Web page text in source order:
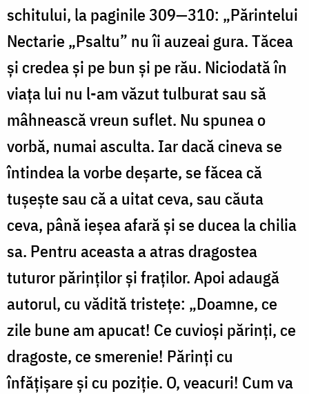
schitului, la paginile 309—310: „Părintelui
Nectarie „Psaltu” nu îi auzeai gura. Tăcea
și credea și pe bun și pe rău. Niciodată în
viața lui nu l-am văzut tulburat sau să
mâhnească vreun suflet. Nu spunea o
vorbă, numai asculta. Iar dacă cineva se
întindea la vorbe deșarte, se făcea că
tușește sau că a uitat ceva, sau căuta
ceva, până ieșea afară și se ducea la chilia
sa. Pentru aceasta a atras dragostea
tuturor părinţilor și fraților. Apoi adaugă
autorul, cu vădită tristeţe: „Doamne, ce
zile bune am apucat! Ce cuvioşi părinți, ce
dragoste, ce smerenie! Părinți cu
înfățișare și cu poziţie. O, veacuri! Cum va